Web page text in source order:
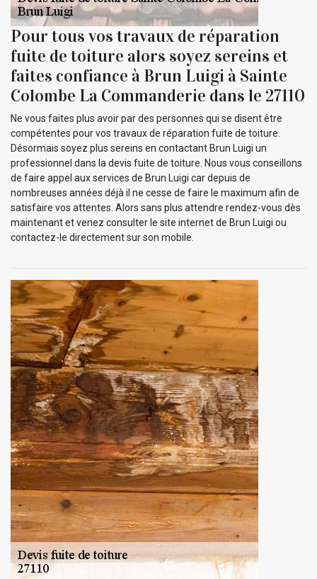
Pour tous vos travaux de réparation
fuite de toiture alors soyez sereins et
faites confiance à Brun Luigi à Sainte
Colombe La Commanderie dans le 27110
Ne vous faites plus avoir par des personnes qui se disent être
compétentes pour vos travaux de réparation fuite de toiture.
Désormais soyez plus sereins en contactant Brun Luigi un
professionnel dans la devis fuite de toiture. Nous vous conseillons
de faire appel aux services de Brun Luigi car depuis de
nombreuses années déjà il ne cesse de faire le maximum afin de
satisfaire vos attentes. Alors sans plus attendre rendez-vous dès
maintenant et venez consulter le site internet de Brun Luigi ou
contactez-le directement sur son mobile.